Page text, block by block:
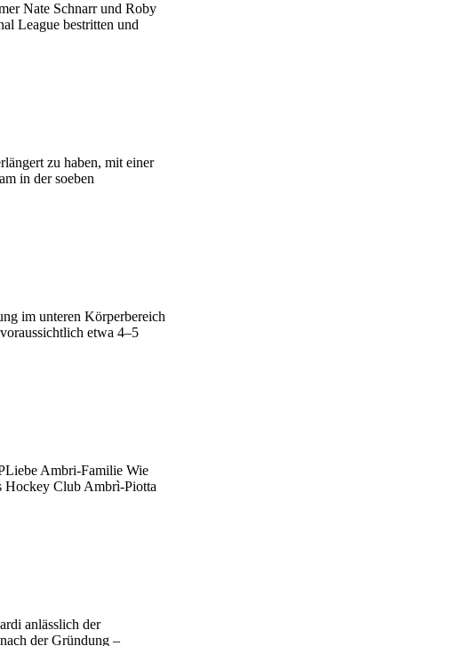
Nate Schnarr und Roby
League bestritten und
zu haben, mit einer
in der soeben
im unteren Körperbereich
etwa 4–5
Ambri-Familie Wie
Hockey Club Ambrì-Piotta
anlässlich der
der Gründung –